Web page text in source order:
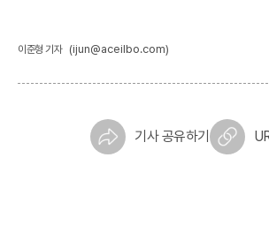
이준형 기자 (ijun@aceilbo.com)
기사 공유하기